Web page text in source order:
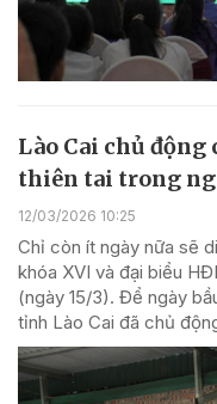
Lào Cai chủ
thiên tai trong
12/03/2026 10:25
Chỉ còn ít ngày nữa sẽ
khóa XVI và đại biểu
(ngày 15/3). Để ngày
tỉnh Lào Cai đã chủ